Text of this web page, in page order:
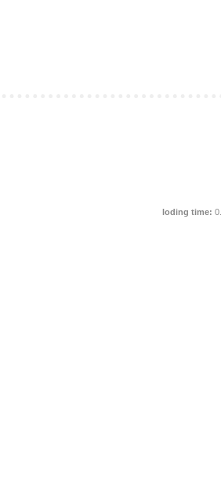
loding time: